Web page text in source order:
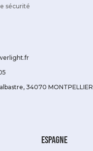
sécurité
34070 MONTPELLIER
espagne